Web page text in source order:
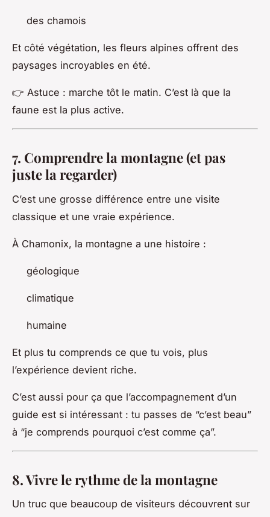
des chamois
Et côté végétation, les fleurs alpines offrent des
paysages incroyables en été.
👉 Astuce : marche tôt le matin. C’est là que la
faune est la plus active.
7. Comprendre la montagne (et pas
juste la regarder)
C’est une grosse différence entre une visite
classique et une vraie expérience.
À Chamonix, la montagne a une histoire :
géologique
climatique
humaine
Et plus tu comprends ce que tu vois, plus
l’expérience devient riche.
C’est aussi pour ça que l’accompagnement d’un
guide est si intéressant : tu passes de “c’est beau”
à “je comprends pourquoi c’est comme ça”.
8. Vivre le rythme de la montagne
Un truc que beaucoup de visiteurs découvrent sur